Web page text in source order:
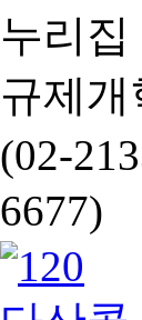
누리집
규제개
(02-
6677)